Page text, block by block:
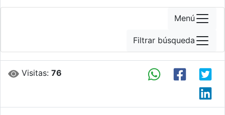
Visitas:76
Menú
Filtrar búsqueda